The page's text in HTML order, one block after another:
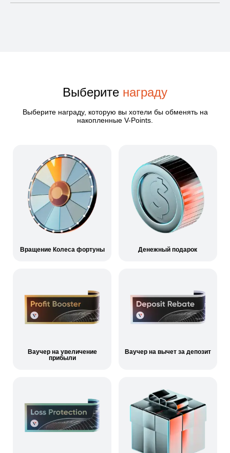
Выберите награду
Выберите награду, которую вы хотели бы обменять на
накопленные V-Points.
Вращение Колеса фортуны Денежный подарок
Ваучер на увеличение
прибыли
Ваучер на вычет за депозит